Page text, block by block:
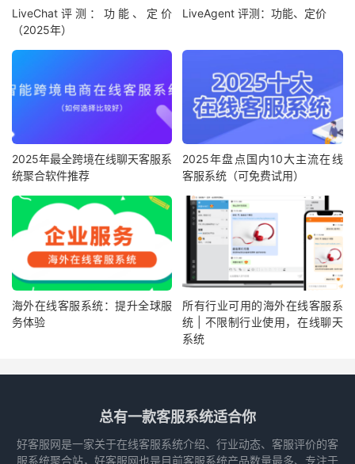
LiveChat评测：功能、定价
（2025年）
LiveAgent 评测：功能、定价
2025年最全跨境在线聊天客服系
统聚合软件推荐
2025年盘点国内10大主流在线
客服系统（可免费试用）
海外在线客服系统：提升全球服
务体验
所有行业可用的海外在线客服系
统 | 不限制行业使用，在线聊天
系统
总有一款客服系统适合你
好客服网是一家关于在线客服系统介绍、行业动态、客服评价的客
服系统聚合站，好客服网也是目前客服系统产品数量最多、专注于